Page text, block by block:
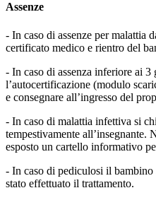
Assenze
- In caso di assenze per malattia
certificato medico e rientro del
- In caso di assenza inferiore ai 3
l’autocertificazione (modulo
e consegnare all’ingresso del
- In caso di malattia infettiva si
tempestivamente all’insegnante.
esposto un cartello informativo
- In caso di pediculosi il bambino
stato effettuato il trattamento.